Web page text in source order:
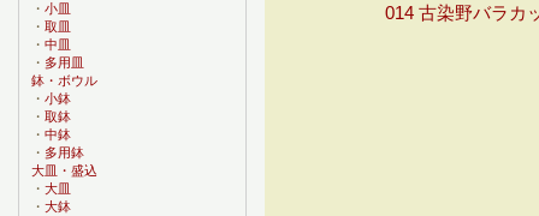
014 古染野バラカ
・ 小皿
・ 取皿
・ 中皿
・ 多用皿
鉢・ボウル
・ 小鉢
・ 取鉢
・ 中鉢
・ 多用鉢
大皿・盛込
・ 大皿
・ 大鉢